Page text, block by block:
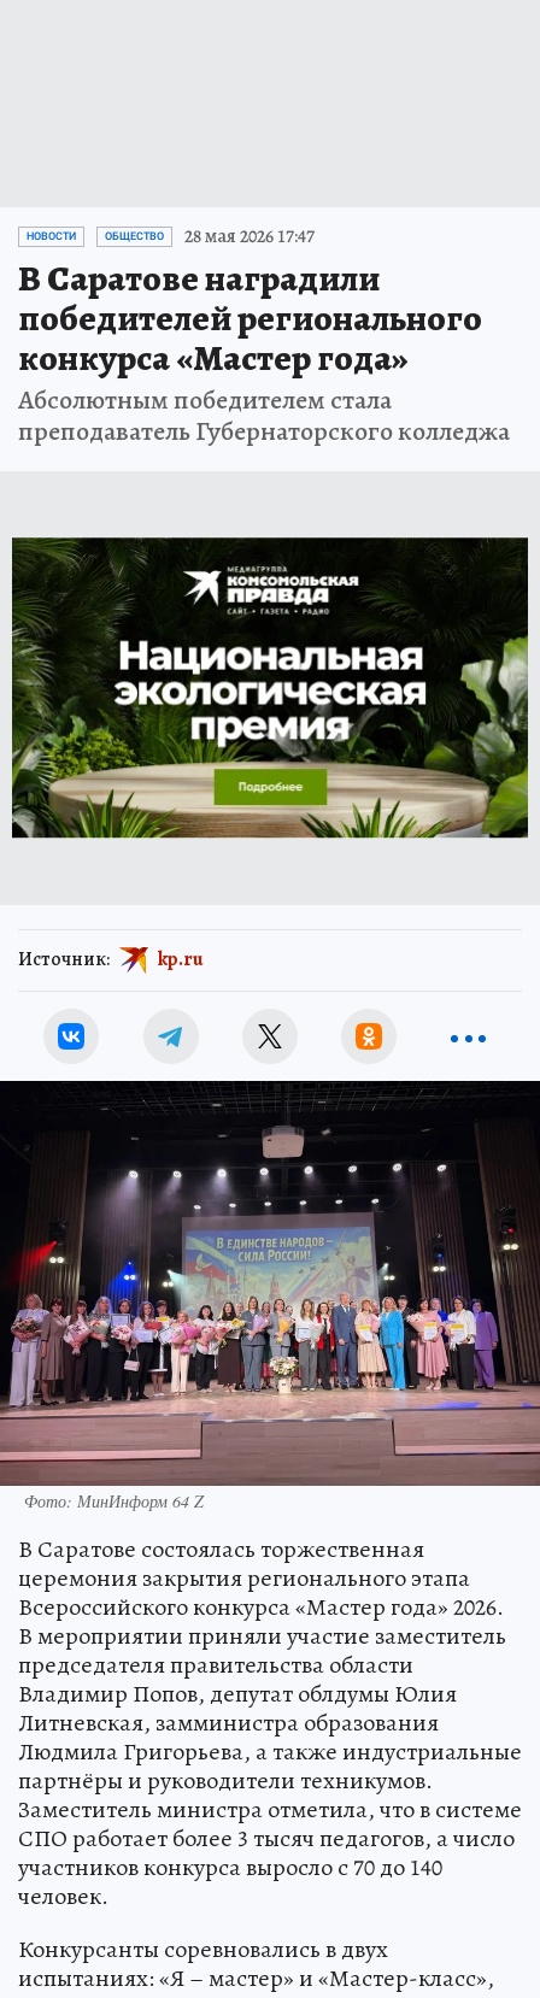
НОВОСТИ ОБЩЕСТВО 28 мая 2026 17:47
В Саратове наградили
победителей регионального
конкурса «Мастер года»
Абсолютным победителем стала
преподаватель Губернаторского колледжа
Источник: kp.ru
Фото: МинИнформ 64 Z
В Саратове состоялась торжественная
церемония закрытия регионального этапа
Всероссийского конкурса «Мастер года» 2026.
В мероприятии приняли участие заместитель
председателя правительства области
Владимир Попов, депутат облдумы Юлия
Литневская, замминистра образования
Людмила Григорьева, а также индустриальные
партнёры и руководители техникумов.
Заместитель министра отметила, что в системе
СПО работает более 3 тысяч педагогов, а число
участников конкурса выросло с 70 до 140
человек.
Конкурсанты соревновались в двух
испытаниях: «Я – мастер» и «Мастер-класс»,